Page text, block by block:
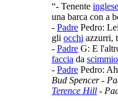
“- Tenente inglese
una barca con a
- Padre Pedro:
gli occhi azzurri,
- Padre G: E
faccia da
- Padre Pedro:
Bud Spencer-
Terence Hill -